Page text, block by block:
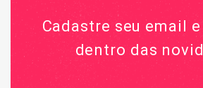
Cadastre seu email
dentro das